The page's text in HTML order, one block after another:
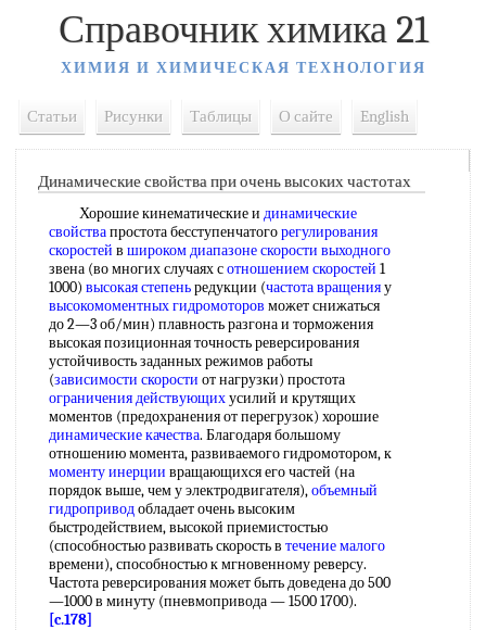
Справочник химика 21
ХИМИЯ И ХИМИЧЕСКАЯ ТЕХНОЛОГИЯ
Статьи Рисунки Таблицы О сайте English
Динамические свойства при очень высоких частотах
Хорошие кинематические и динамические
свойствапростота бесступенчатогорегулирования
скоростей в широком диапазонескорости выходного
звена (во многих случаях сотношением скоростей 1
1000) высокая степеньредукции (частота вращенияу
высокомоментных гидромоторов может снижаться
до 2—3 об/мин) плавность разгона и торможения
высокая позиционная точность реверсирования
устойчивость заданных режимов работы
(зависимости скорости от нагрузки) простота
ограничения действующихусилий и крутящих
моментов (предохранения от перегрузок) хорошие
динамические качества. Благодаря большому
отношению момента, развиваемого гидромотором, к
моменту инерции вращающихся его частей (на
порядок выше, чем у электродвигателя),объемный
гидроприводобладает очень высоким
быстродействием, высокой приемистостью
(способностью развивать скорость в течение малого
времени), способностью к мгновенному реверсу.
Частота реверсирования может быть доведена до 500
—1000 в минуту (пневмопривода — 1500 1700).
[c.178]